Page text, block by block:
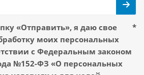
«Отправить», я даю свое
моих персональных
с Федеральным законом
№152-ФЗ «О персональных
*